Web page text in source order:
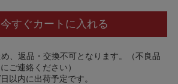
今すぐカートに入れる
、返品・交換不可となります。（不良品
ご連絡ください）
以内に出荷予定です。